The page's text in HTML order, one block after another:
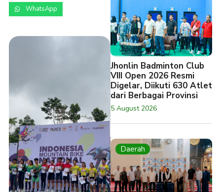
WhatsApp
Jhonlin Badminton Club
VIII Open 2026 Resmi
Digelar, Diikuti 630 Atlet
dari Berbagai Provinsi
5 August 2026
Daerah